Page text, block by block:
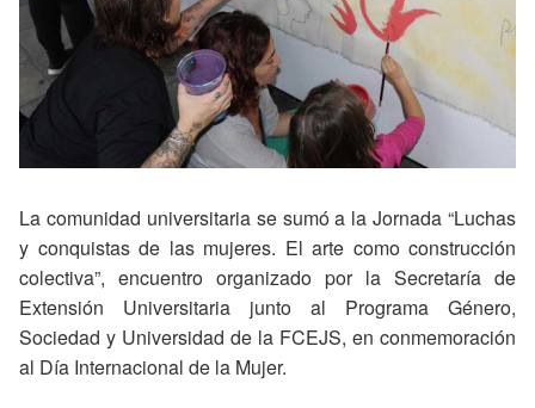
La comunidad universitaria se sumó a la Jornada “Luchas
y conquistas de las mujeres. El arte como construcción
colectiva”, encuentro organizado por la Secretaría de
Extensión Universitaria junto al Programa Género,
Sociedad y Universidad de la FCEJS, en conmemoración
al Día Internacional de la Mujer.